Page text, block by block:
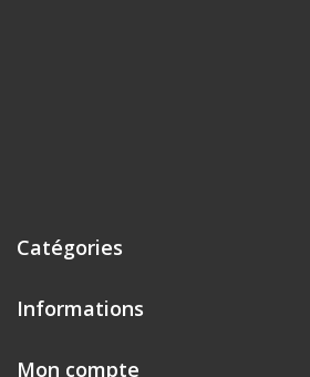
Catégories
Informations
Mon compte